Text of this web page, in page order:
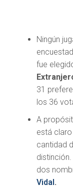
Ningún
fue
31
los 36
A
está
cantidad
dos
Vidal.